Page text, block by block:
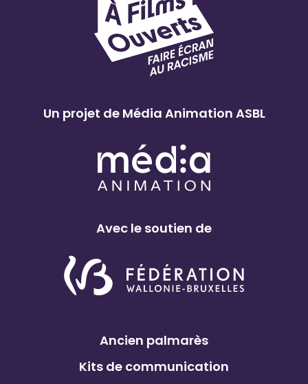
Un projet de Média Animation ASBL
Avec le soutien de
Ancien palmarès
Kits de communication